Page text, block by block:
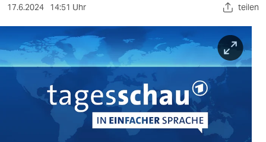
sport
berlin
nord
wahrheit
17.6.2024 14:51 Uhr teilen